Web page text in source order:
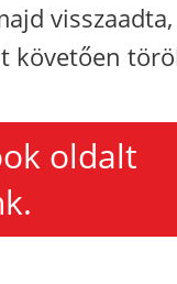
visszaadta,
követően
oldalt